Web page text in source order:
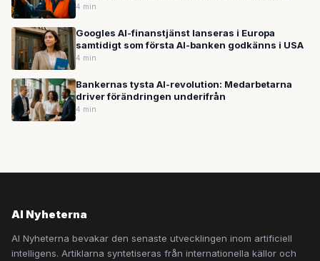
4 min
Googles AI-finanstjänst lanseras i Europa
samtidigt som första AI-banken godkänns i USA
4 min
Bankernas tysta AI-revolution: Medarbetarna
driver förändringen underifrån
4 min
AI Nyheterna
AI Nyheterna bevakar den senaste utvecklingen inom artificiell
intelligens. Artiklarna syntetiseras från internationella källor och